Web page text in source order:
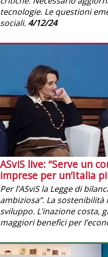
tecnologie. Le questioni
sociali. 4/12/24
ASviS live: “Serve un
imprese per un’Italia
Per l’ASviS la Legge di
ambiziosa”. La
sviluppo. L’inazione costa,
maggiori benefici per